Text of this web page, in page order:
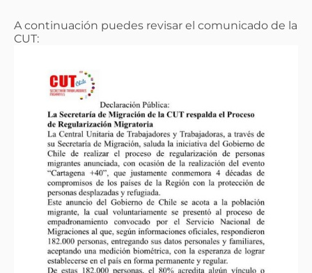
A continuación puedes revisar el comunicado de la
CUT: